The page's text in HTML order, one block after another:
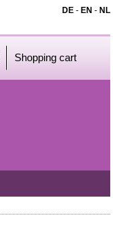
DE- EN - NL
Shopping cart